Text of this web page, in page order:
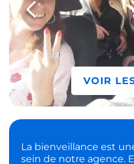
VOIR
La bienveillance est
sein de notre agence.